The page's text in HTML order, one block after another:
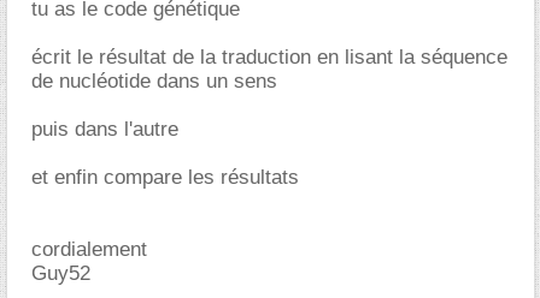
tu as le code génétique
écrit le résultat de la traduction en lisant la séquence
de nucléotide dans un sens
puis dans l'autre
et enfin compare les résultats
cordialement
Guy52